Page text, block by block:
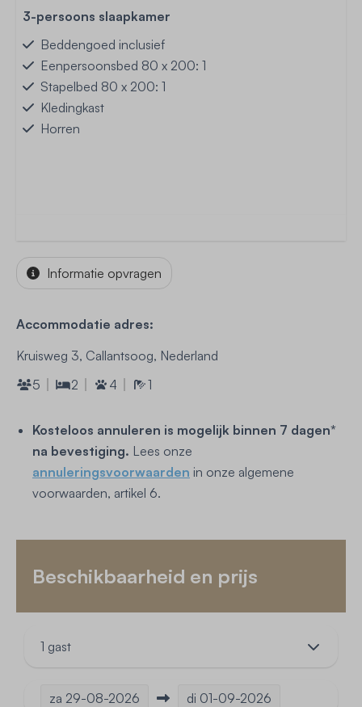
3-persoons slaapkamer
Beddengoed inclusief
Eenpersoonsbed 80 x 200: 1
Stapelbed 80 x 200: 1
Kledingkast
Horren
Informatie opvragen
Accommodatie adres:
Kruisweg 3, Callantsoog, Nederland
5
2 4 1
Kosteloos annuleren is mogelijk binnen 7 dagen*
na bevestiging. Lees onze
annuleringsvoorwaarden in onze algemene
voorwaarden, artikel 6.
Beschikbaarheid en prijs
1 gast
za 29-08-2026 di 01-09-2026